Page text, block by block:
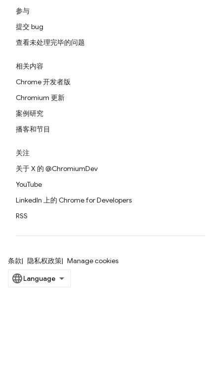
参与
提交 bug
查看未处理完毕的问题
相关内容
Chrome 开发者版
Chromium 更新
案例研究
播客和节目
关注
关于 X 的 @ChromiumDev
YouTube
LinkedIn 上的 Chrome for Developers
RSS
条款 隐私权政策 Manage cookies